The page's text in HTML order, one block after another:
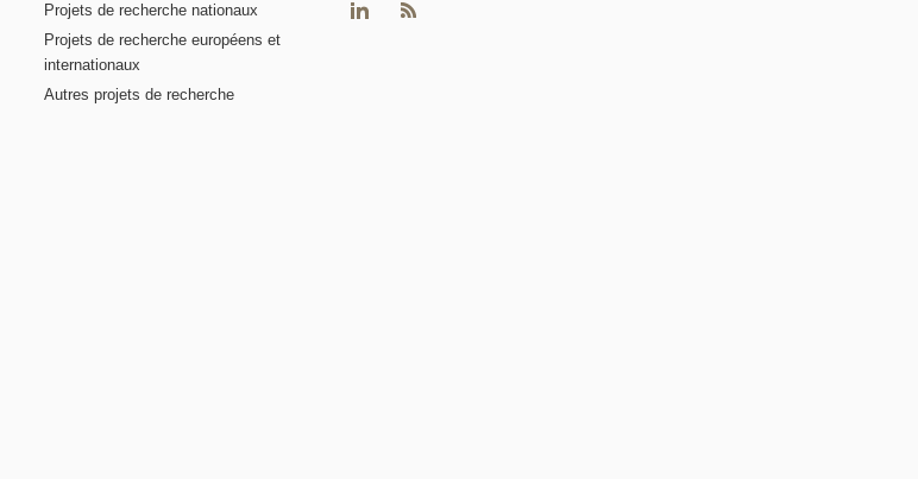
Projets de recherche nationaux
Projets de recherche européens et
internationaux
Autres projets de recherche